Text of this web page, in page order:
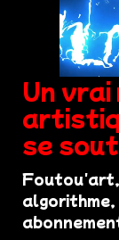
Un
se
Foutou'art,
algorithme,